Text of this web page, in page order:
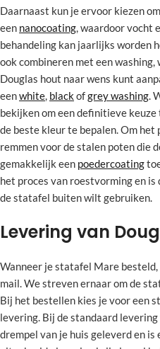
Daarnaast kun je ervoor kiezen
een nanocoating, waardoor vocht
behandeling kan jaarlijks worden
ook combineren met een
Douglas hout naar wens kunt
eenwhite, blackofgrey washing.
bekijken om een definitieve keuze
de beste kleur te bepalen. Om
remmen voor de stalen poten die
gemakkelijk een poedercoating
het proces van roestvorming en
de statafel buiten wilt gebruiken.
Levering van
Wanneer je statafel Mare
mail. We streven ernaar om de
Bij het bestellen kies je voor een
levering. Bij de standaard
drempel van je huis geleverd en is